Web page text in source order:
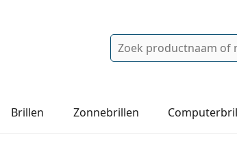
Zoek
Brillen Zonnebrillen